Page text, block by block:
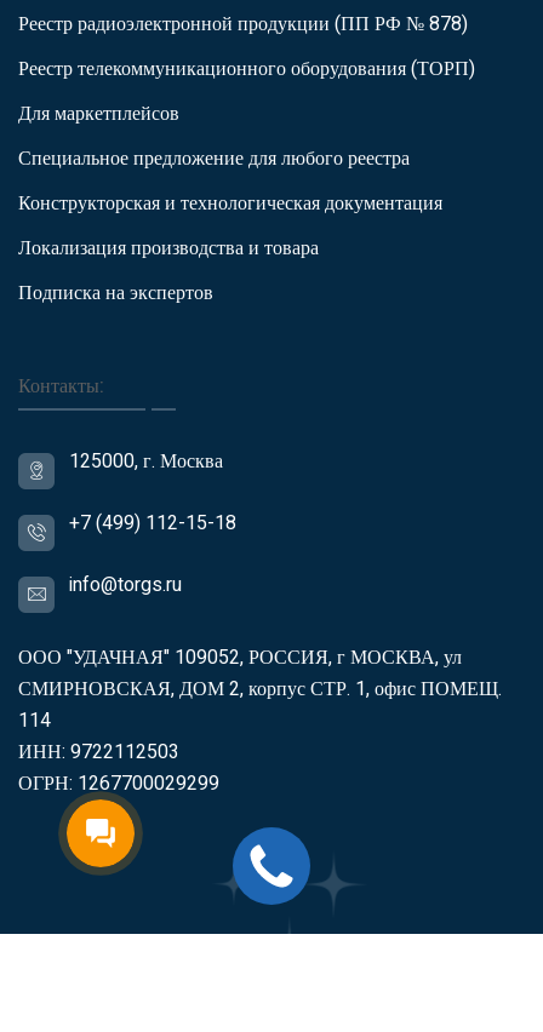
Реестр радиоэлектронной продукции (ПП РФ № 878)
Реестр телекоммуникационного оборудования (ТОРП)
Для маркетплейсов
Специальное предложение для любого реестра
Конструкторская и технологическая документация
Локализация производства и товара
Подписка на экспертов
Контакты:
125000, г. Москва
+7 (499) 112-15-18
info@torgs.ru
ООО "УДАЧНАЯ" 109052, РОССИЯ, г МОСКВА, ул
СМИРНОВСКАЯ, ДОМ 2, корпус СТР. 1, офис ПОМЕЩ.
114
ИНН: 9722112503
ОГРН: 1267700029299